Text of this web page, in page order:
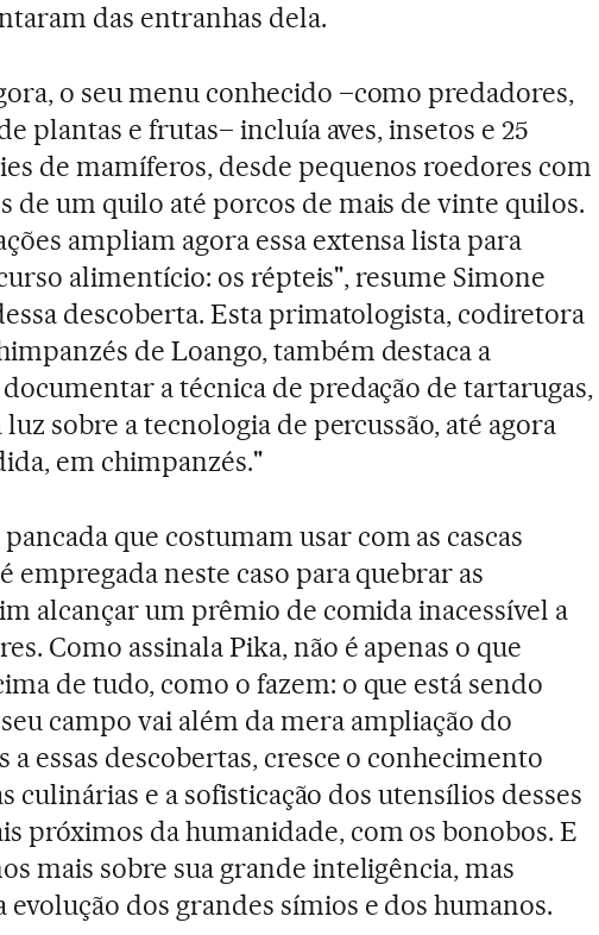
das entranhas dela.
o seu menu conhecido –como predadores,
plantas e frutas– incluía aves, insetos e 25
de mamíferos, desde pequenos roedores com
de um quilo até porcos de mais de vinte quilos.
ampliam agora essa extensa lista para
alimentício: os répteis", resume Simone
descoberta. Esta primatologista, codiretora
de Loango, também destaca a
a técnica de predação de tartarugas,
sobre a tecnologia de percussão, até agora
em chimpanzés."
que costumam usar com as cascas
empregada neste caso para quebrar as
alcançar um prêmio de comida inacessível a
Como assinala Pika, não é apenas o que
de tudo, como o fazem: o que está sendo
campo vai além da mera ampliação do
a essas descobertas, cresce o conhecimento
culinárias e a sofisticação dos utensílios desses
próximos da humanidade, com os bonobos. E
mais sobre sua grande inteligência, mas
evolução dos grandes símios e dos humanos.